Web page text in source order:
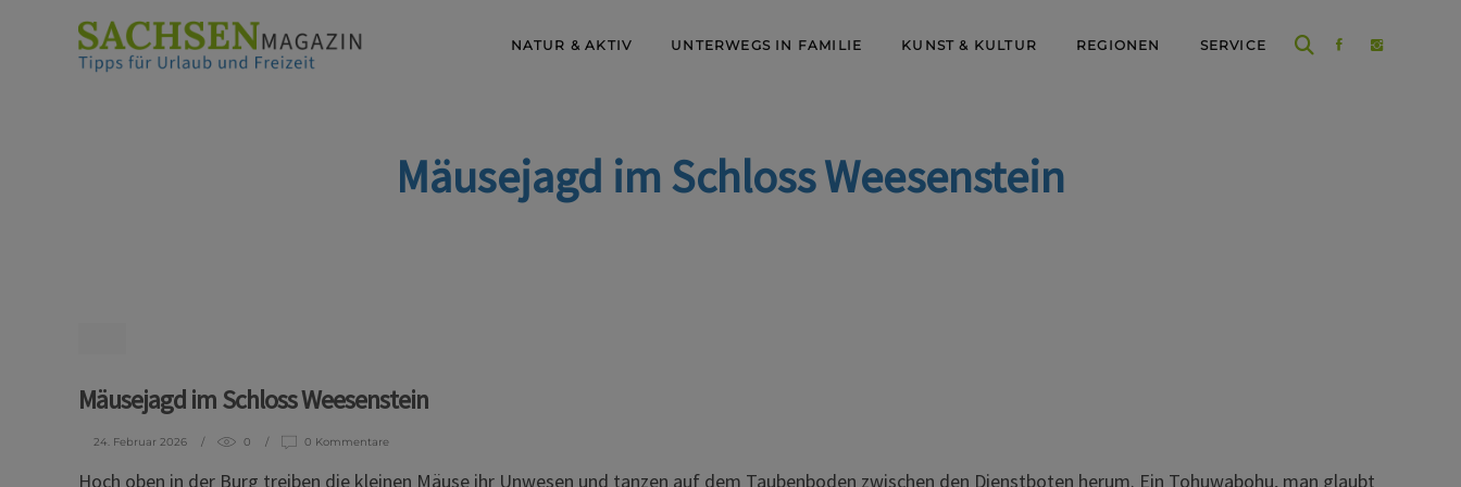
NATUR & AKTIV UNTERWEGS IN FAMILIE KUNST & KULTUR REGIONEN SERVICE
Mäusejagd im Schloss Weesenstein
Mäusejagd im Schloss Weesenstein
24. Februar 2026 0 0 Kommentare
Hoch oben in der Burg treiben die kleinen Mäuse ihr Unwesen und tanzen auf dem Taubenboden zwischen den Dienstboten herum. Ein Tohuwabohu, man glaubt